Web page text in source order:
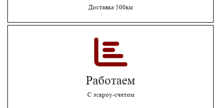
Доставка 500км
Работаем
С эскроу-счетом